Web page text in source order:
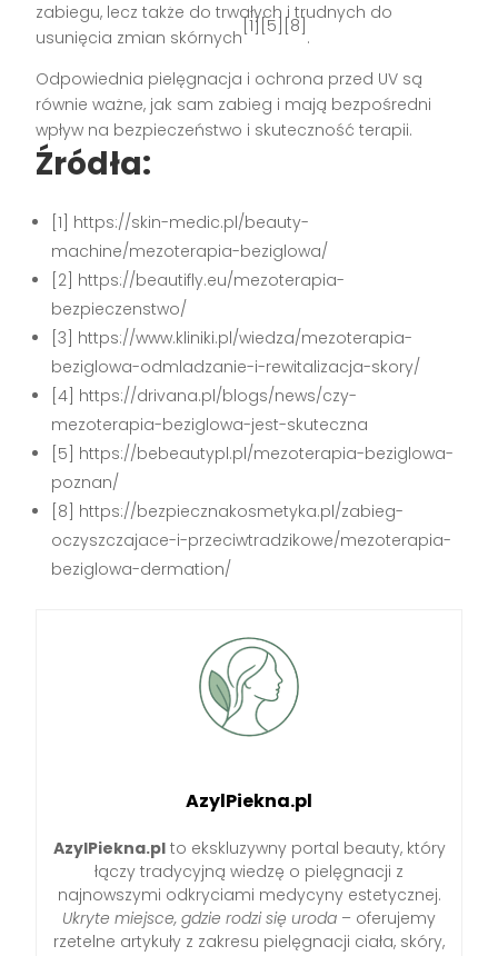
zabiegu, lecz także do trwałych i trudnych do
usunięcia zmian skórnych
[1][5][8]
.
Odpowiednia pielęgnacja i ochrona przed UV są
równie ważne, jak sam zabieg i mają bezpośredni
wpływ na bezpieczeństwo i skuteczność terapii.
Źródła:
[1] https://skin-medic.pl/beauty-
machine/mezoterapia-beziglowa/
[2] https://beautifly.eu/mezoterapia-
bezpieczenstwo/
[3] https://www.kliniki.pl/wiedza/mezoterapia-
beziglowa-odmladzanie-i-rewitalizacja-skory/
[4] https://drivana.pl/blogs/news/czy-
mezoterapia-beziglowa-jest-skuteczna
[5] https://bebeautypl.pl/mezoterapia-beziglowa-
poznan/
[8] https://bezpiecznakosmetyka.pl/zabieg-
oczyszczajace-i-przeciwtradzikowe/mezoterapia-
beziglowa-dermation/
AzylPiekna.pl
AzylPiekna.plto ekskluzywny portal beauty, który
łączy tradycyjną wiedzę o pielęgnacji z
najnowszymi odkryciami medycyny estetycznej.
Ukryte miejsce, gdzie rodzi się uroda – oferujemy
rzetelne artykuły z zakresu pielęgnacji ciała, skóry,